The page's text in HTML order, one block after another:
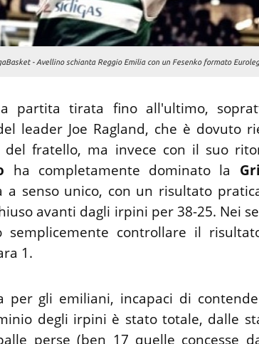
- Avellino schianta Reggio Emilia con un Fesenko formato
partita tirata fino all'ultimo,
leader Joe Ragland, che è dovuto
fratello, ma invece con il suo
ha completamente dominato la
a senso unico, con un risultato
avanti dagli irpini per 38-25. Nei
semplicemente controllare il
1.
per gli emiliani, incapaci di
degli irpini è stato totale, dalle
perse (ben 17 quelle concesse